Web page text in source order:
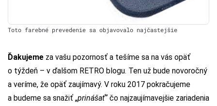
Toto farebné prevedenie sa objavovalo najčastejšie
Ďakujeme za vašu pozornosť a tešíme sa na vás opäť
o týždeň – v ďalšom RETRO blogu. Ten už bude novoročný
a veríme, že opäť zaujímavý. V roku 2017 pokračujeme
a budeme sa snažiť „prinášať“čo najzaujímavejšie zariadenia